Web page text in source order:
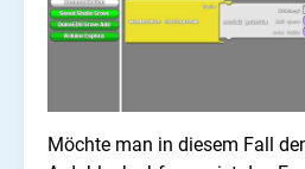
Möchte man in diesem Fall